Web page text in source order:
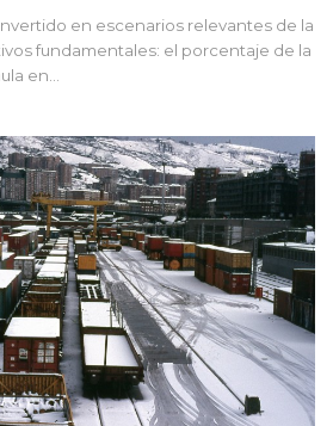
en escenarios relevantes de la
fundamentales: el porcentaje de la
en…